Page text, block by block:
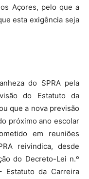
Açores, pelo que a
esta exigência seja
do SPRA pela
do Estatuto da
que a nova previsão
próximo ano escolar
em reuniões
reivindica, desde
do Decreto-Lei n.º
da Carreira